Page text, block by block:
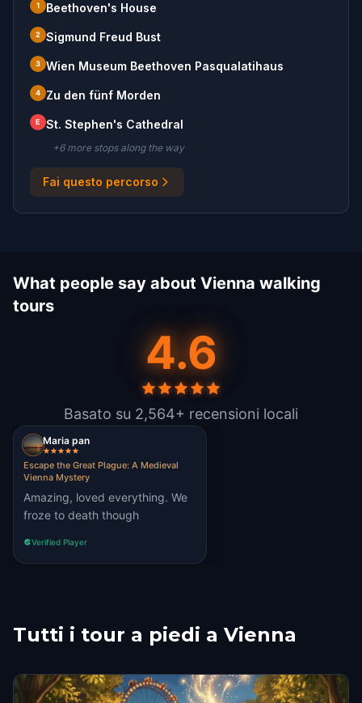
1 Beethoven's House
2 Sigmund Freud Bust
3 Wien Museum Beethoven Pasqualatihaus
4 Zu den fünf Morden
E St. Stephen's Cathedral
+6more stopsalong the way
Fai questo percorso
What people say about Vienna walking
tours
4.6
Basato su 2,564+ recensioni locali
Maria pan
Escape the Great Plague: A Medieval
Vienna Mystery
Amazing, loved everything. We
froze to death though
Verified Player
Tutti i tour a piedi a Vienna